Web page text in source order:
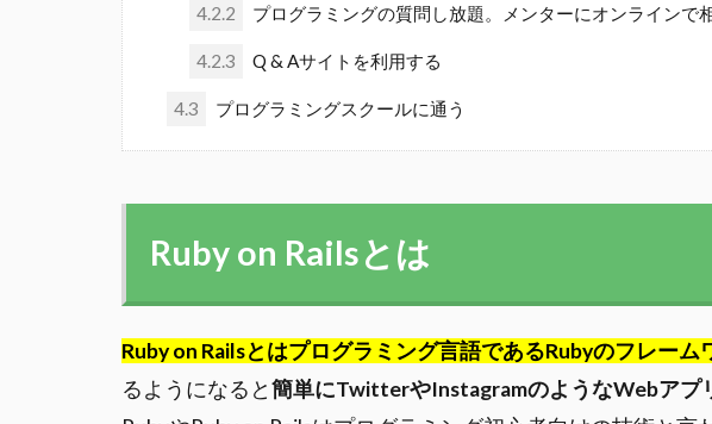
4.2.2 プログラミングの質問し放題。メンターにオンラインで
4.2.3 Q & Aサイトを利用する
4.3 プログラミングスクールに通う
Ruby on Railsとは
Ruby on Railsとはプログラミング言語であるRubyのフレーム
るようになると簡単にTwitterやInstagramのようなWebアプ